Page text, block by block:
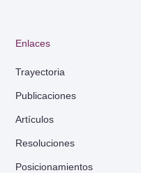
Enlaces
Trayectoria
Publicaciones
Artículos
Resoluciones
Posicionamientos